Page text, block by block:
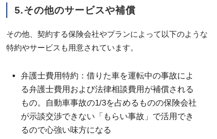
5.その他のサービスや補償
その他、契約する保険会社やプランによって以下のような
特約やサービスも用意されています。
弁護士費用特約：借りた車を運転中の事故によ
る弁護士費用および法律相談費用が補償される
もの。自動車事故の1/3を占めるものの保険会社
が示談交渉できない「もらい事故」で活用でき
るので心強い味方になる